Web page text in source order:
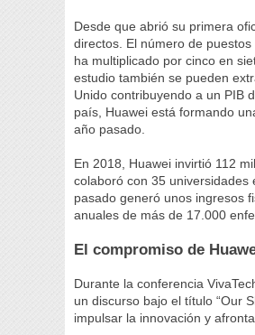
Desde que abrió su primera
directos. El número de
ha multiplicado por cinco en
estudio también se pueden
Unido contribuyendo a un PIB
país, Huawei está formando
año pasado.
En 2018, Huawei invirtió 112
colaboró con 35 universidades
pasado generó unos ingresos
anuales de más de 17.000
El compromiso de
Durante la conferencia
un discurso bajo el título “Our
impulsar la innovación y